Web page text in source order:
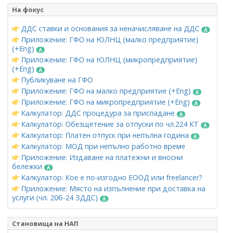
На фокус
ДДС ставки и основания за неначисляване на ДДС
Приложение: ГФО на ЮЛНЦ (малко предприятие)
(+Eng)
Приложение: ГФО на ЮЛНЦ (микропредприятие)
(+Eng)
Публикуване на ГФО
Приложение: ГФО на малко предприятие (+Eng)
Приложение: ГФО на микропредприятие (+Eng)
Калкулатор: ДДС процедура за приспадане
Калкулатор: Обезщетение за отпуски по чл.224 КТ
Калкулатор: Платен отпуск при непълна година
Калкулатор: МОД при непълно работно време
Приложение: Издаване на платежни и вносни
бележки
Калкулатор: Кое е по-изгодно ЕООД или freelancer?
Приложение: Място на изпълнение при доставка на
услуги (чл. 20б-24 ЗДДС)
Становища на НАП